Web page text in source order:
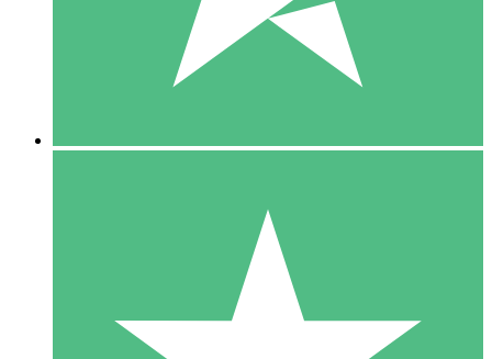
10 00
10 Téléchargements
20 00